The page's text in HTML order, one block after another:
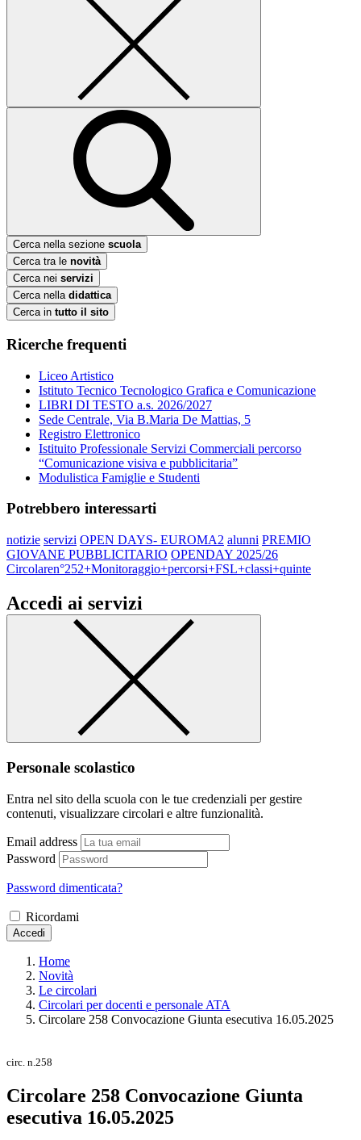
Cerca nella sezione scuola
Cerca tra le novità
Cerca nei servizi
Cerca nella didattica
Cerca in tutto il sito
Ricerche frequenti
Liceo Artistico
Istituto Tecnico Tecnologico Grafica e Comunicazione
LIBRI DI TESTO a.s. 2026/2027
Sede Centrale, Via B.Maria De Mattias, 5
Registro Elettronico
Istituito Professionale Servizi Commerciali percorso
“Comunicazione visiva e pubblicitaria”
Modulistica Famiglie e Studenti
Potrebbero interessarti
notizie servizi OPEN DAYS- EUROMA2 alunni PREMIO
GIOVANE PUBBLICITARIO OPENDAY 2025/26
Circolaren°252+Monitoraggio+percorsi+FSL+classi+quinte
Accedi ai servizi
Personale scolastico
Entra nel sito della scuola con le tue credenziali per gestire
contenuti, visualizzare circolari e altre funzionalità.
Email address
Password
Password dimenticata?
Ricordami
Accedi
Home
Novità
Le circolari
Circolari per docenti e personale ATA
Circolare 258 Convocazione Giunta esecutiva 16.05.2025
circ. n.258
Circolare 258 Convocazione Giunta
esecutiva 16.05.2025